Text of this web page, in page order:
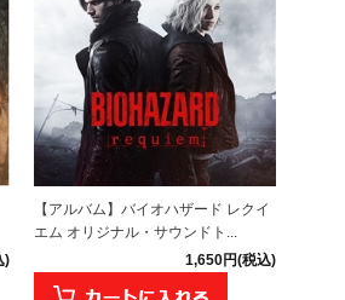
)
【アルバム】バイオハザード レクイ
エム オリジナル・サウンドト...
1,650円(税込)